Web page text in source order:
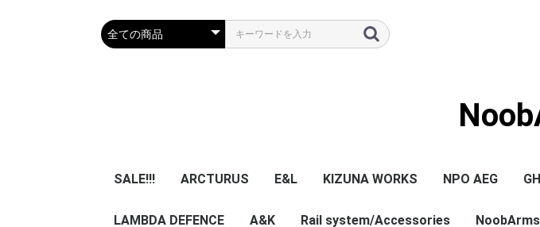
SALE!!! ARCTURUS
マガジン
エアガン本体
E&L
パーツ
マガジン
エアガン本体
KIZUNA WORKS
GBB PISTOL本体
レール/アクセサリー
マガジン
アクセサリー
NPO AEG
NPO内部カスタ
エアガン本体
マガジン
パーツ
その他 パ
LAMBDA DEFENCE A&K Rail system/Accessories